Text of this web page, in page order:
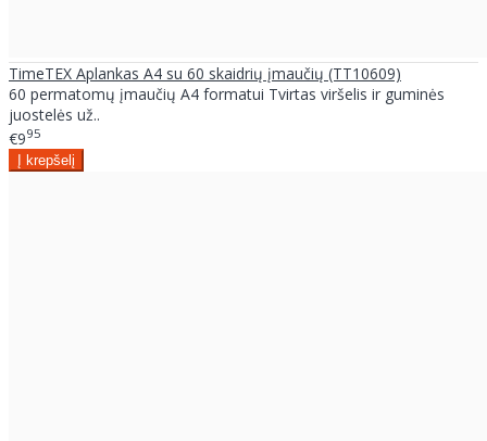
TimeTEX Aplankas A4 su 60 skaidrių įmaučių (TT10609)
60 permatomų įmaučių A4 formatui Tvirtas viršelis ir guminės
juostelės už..
€995